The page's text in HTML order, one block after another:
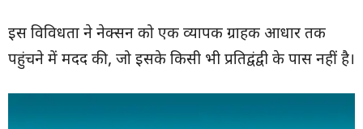
इस विविधता ने नेक्सन को एक व्यापक ग्राहक आधार तक
पहुंचने में मदद की, जो इसके किसी भी प्रतिद्वंद्वी के पास नहीं है।